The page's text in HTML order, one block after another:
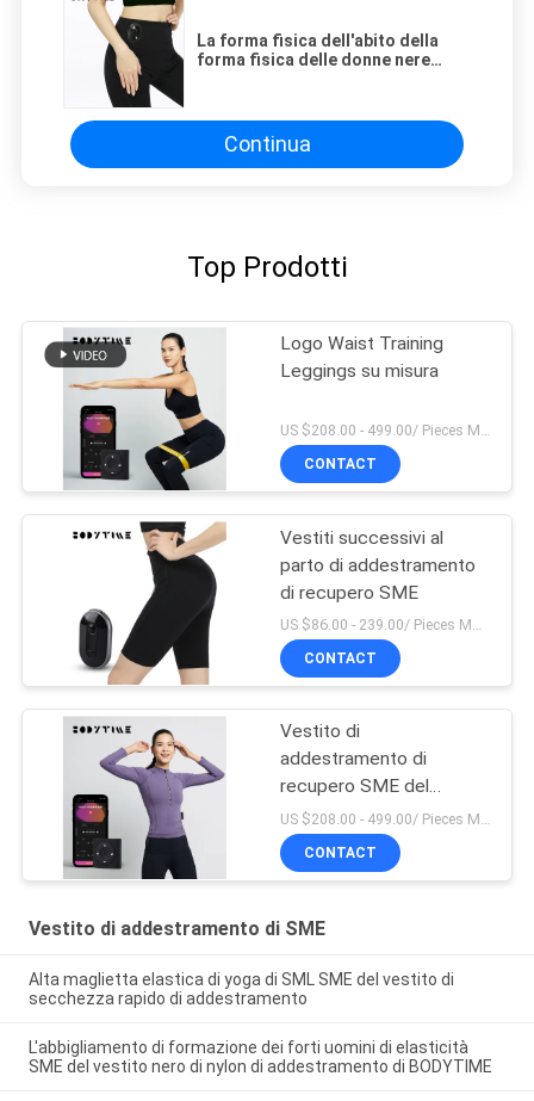
La forma fisica dell'abito della
forma fisica delle donne nere
Continua
Top Prodotti
Logo Waist Training
Leggings su misura
US $208.00 - 499.00/ Pieces MOQ:1pieces
CONTACT
Vestiti successivi al
parto di addestramento
di recupero SME
US $86.00 - 239.00/ Pieces MOQ:1pieces
CONTACT
Vestito di
addestramento di
recupero SME del
muscolo
CONTACT
Vestito di addestramento di SME
Alta maglietta elastica di yoga di SML SME del vestito di
secchezza rapido di addestramento
L'abbigliamento di formazione dei forti uomini di elasticità
SME del vestito nero di nylon di addestramento di BODYTIME